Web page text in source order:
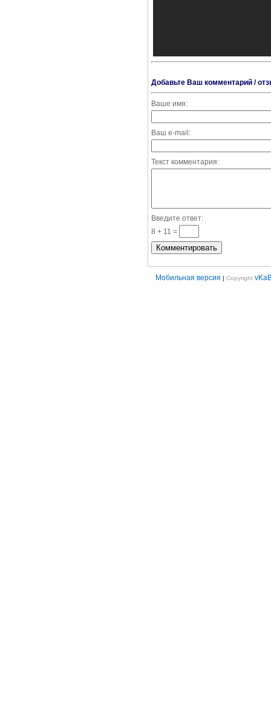
Добавьте Ваш комментарий /
Ваше имя:
Ваш e-mail:
Текст комментария:
Введите ответ:
8 + 11 =
Мобильная версия | Copyright